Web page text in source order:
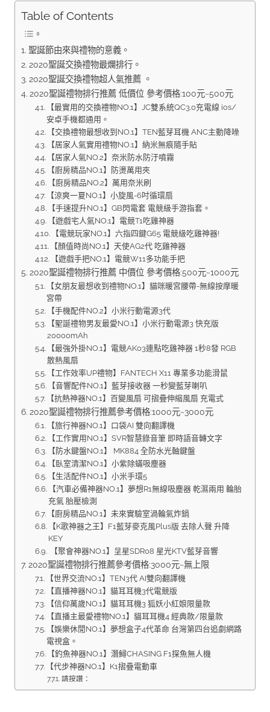
Table of Contents
聖誕節由來與禮物的意義。
2020聖誕交換禮物最爛排行。
2020聖誕交換禮物超人氣推薦 。
2020聖誕禮物排行推薦 低價位 參考價格:100元~500元
【最實用的交換禮物NO.1】JC雙系統QC3.0充電線 ios/
安卓手機都通用。
【交換禮物最想收到NO.1】TEN藍芽耳機 ANC主動降噪
【居家人氣實用禮物NO.1】納米無痕隨手貼
【居家人氣NO.2】奈米防水防汙噴霧
【廚房精品NO.1】防燙萬用夾
【廚房精品NO.2】萬用奈米刷
【涼爽一夏NO.1】小旋風-6吋循環扇
【手速提升NO.1】GB閃電套 電競級手游指套。
【遊戲宅人氣NO.1】電競T1吃雞神器
【電競玩家NO.1】六指四鍵G65 電競級吃雞神器!
【顏值時尚NO.1】天使AG2代 吃雞神器
【遊戲手把NO.1】電競W11多功能手把
2020聖誕禮物排行推薦 中價位 參考價格:500元~1000元
【女朋友最想收到禮物NO.1】貓咪暖宮腰帶-無線按摩暖
宮帶
【手機配件NO.2】小米行動電源3代
【聖誕禮物男友最愛NO.1】小米行動電源3 快充版
20000mAh
【最強外掛NO.1】電競AK03連點吃雞神器 1秒8發 RGB
散熱風扇
【工作效率UP禮物】FANTECH X11 專業多功能滑鼠
【音響配件NO.1】藍芽接收器 一秒變藍芽喇叭
【抗熱神器NO.1】百變風扇 可摺疊伸縮風扇 充電式
2020聖誕禮物排行推薦參考價格:1000元~3000元
【旅行神器NO.1】口袋AI 雙向翻譯機
【工作實用NO.1】SVR智慧錄音筆 即時語音轉文字
【防水鍵盤NO.1】 MK884 全防水光軸鍵盤
【臥室清潔NO.1】小紫除蟎吸塵器
【生活配件NO.1】小米手環5
【汽車必備神器NO.1】夢想R1無線吸塵器 乾濕兩用 輪胎
充氣 胎壓檢測
【廚房精品NO.1】未來實驗室渦輪氣炸鍋
【K歌神器之王】F1藍芽麥克風Plus版 去除人聲 升降
KEY
【聚會神器NO.1】呈星SDR08 星光KTV藍芽音響
2020聖誕禮物排行推薦參考價格:3000元~無上限
【世界交流NO.1】TEN3代 AI雙向翻譯機
【直播神器NO.1】貓耳耳機3代電競版
【信仰萬歲NO.1】貓耳耳機3 狐妖小紅娘限量款
【直播主最愛禮物NO.1】貓耳耳機4 經典款/限量款
【娛樂休閒NO.1】夢想盒子4代革命 台灣第四台追劇網路
電視盒。
【釣魚神器NO.1】潛鱘CHASING F1探魚無人機
【代步神器NO.1】K1摺疊電動車
請按讚：